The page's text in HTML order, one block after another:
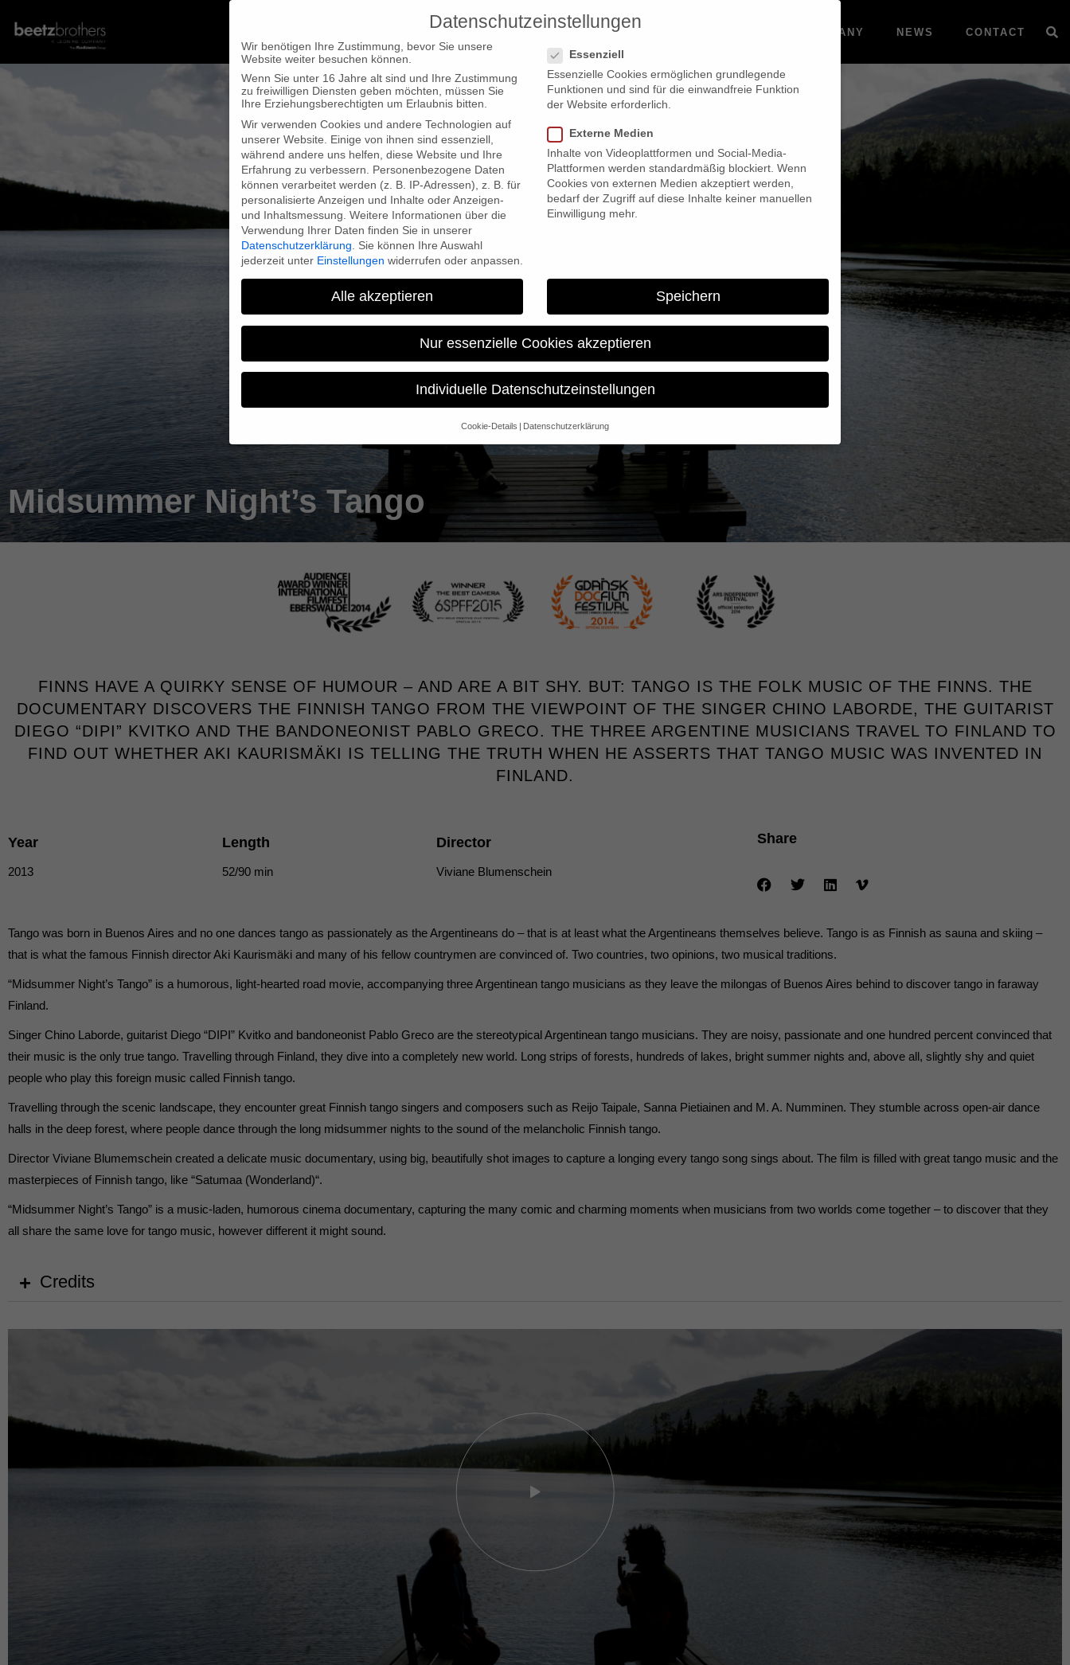
PRODUCTIONS COMPANY NEWS CONTACT
Midsummer Night’s Tango
FINNS HAVE A QUIRKY SENSE OF HUMOUR – AND ARE A BIT SHY. BUT: TANGO IS THE FOLK MUSIC OF THE FINNS. THE
DOCUMENTARY DISCOVERS THE FINNISH TANGO FROM THE VIEWPOINT OF THE SINGER CHINO LABORDE, THE GUITARIST
DIEGO “DIPI” KVITKO AND THE BANDONEONIST PABLO GRECO. THE THREE ARGENTINE MUSICIANS TRAVEL TO FINLAND TO
FIND OUT WHETHER AKI KAURISMÄKI IS TELLING THE TRUTH WHEN HE ASSERTS THAT TANGO MUSIC WAS INVENTED IN
FINLAND.
Year
2013
Length
52/90 min
Director
Viviane Blumenschein
Share
Tango was born in Buenos Aires and no one dances tango as passionately as the Argentineans do – that is at least what the Argentineans themselves believe. Tango is as Finnish as sauna and skiing –
that is what the famous Finnish director Aki Kaurismäki and many of his fellow countrymen are convinced of. Two countries, two opinions, two musical traditions.
“Midsummer Night’s Tango” is a humorous, light-hearted road movie, accompanying three Argentinean tango musicians as they leave the milongas of Buenos Aires behind to discover tango in faraway
Finland.
Singer Chino Laborde, guitarist Diego “DIPI” Kvitko and bandoneonist Pablo Greco are the stereotypical Argentinean tango musicians. They are noisy, passionate and one hundred percent convinced that
their music is the only true tango. Travelling through Finland, they dive into a completely new world. Long strips of forests, hundreds of lakes, bright summer nights and, above all, slightly shy and quiet
people who play this foreign music called Finnish tango.
Travelling through the scenic landscape, they encounter great Finnish tango singers and composers such as Reijo Taipale, Sanna Pietiainen and M. A. Numminen. They stumble across open-air dance
halls in the deep forest, where people dance through the long midsummer nights to the sound of the melancholic Finnish tango.
Director Viviane Blumemschein created a delicate music documentary, using big, beautifully shot images to capture a longing every tango song sings about. The film is filled with great tango music and the
masterpieces of Finnish tango, like “Satumaa (Wonderland)“.
“Midsummer Night’s Tango” is a music-laden, humorous cinema documentary, capturing the many comic and charming moments when musicians from two worlds come together – to discover that they
all share the same love for tango music, however different it might sound.
Credits
Datenschutzeinstellungen
Wir benötigen Ihre Zustimmung, bevor Sie unsere
Website weiter besuchen können.
Wenn Sie unter 16 Jahre alt sind und Ihre Zustimmung
zu freiwilligen Diensten geben möchten, müssen Sie
Ihre Erziehungsberechtigten um Erlaubnis bitten.
Wir verwenden Cookies und andere Technologien auf
unserer Website. Einige von ihnen sind essenziell,
während andere uns helfen, diese Website und Ihre
Erfahrung zu verbessern.
Personenbezogene Daten
können verarbeitet werden (z. B. IP-Adressen), z. B. für
personalisierte Anzeigen und Inhalte oder Anzeigen-
und Inhaltsmessung. Weitere Informationen über die
Verwendung Ihrer Daten finden Sie in unserer
Datenschutzerklärung
Sie können Ihre Auswahl
jederzeit unter Einstellungen widerrufen oder anpassen.
Essenziell
Essenzielle Cookies ermöglichen grundlegende
Funktionen und sind für die einwandfreie Funktion
der Website erforderlich.
Externe Medien
Inhalte von Videoplattformen und Social-Media-
Plattformen werden standardmäßig blockiert. Wenn
Cookies von externen Medien akzeptiert werden,
bedarf der Zugriff auf diese Inhalte keiner manuellen
Einwilligung mehr.
Alle akzeptieren Speichern
Nur essenzielle Cookies akzeptieren
Individuelle Datenschutzeinstellungen
Cookie-Details Datenschutzerklärung
Datenschutzeinstellungen
Wenn Sie unter 16 Jahre alt sind und Ihre Zustimmung zu freiwilligen Diensten geben möchten, müssen Sie Ihre
Erziehungsberechtigten um Erlaubnis bitten.
Wir verwenden Cookies und andere Technologien auf unserer Website. Einige von ihnen sind essenziell, während
andere uns helfen, diese Website und Ihre Erfahrung zu verbessern. Personenbezogene Daten können verarbeitet
werden (z. B. IP-Adressen), z. B. für personalisierte Anzeigen und Inhalte oder Anzeigen- und Inhaltsmessung.
geben oder sich weitere Informationen anzeigen lassen und so nur bestimmte Cookies auswählen.
Alle akzeptieren Speichern Nur essenzielle Cookies akzeptieren
Externe Medien (7) Externe Medien
Inhalte von Videoplattformen und Social-Media-Plattformen werden standardmäßig blockiert. Wenn Cookies von externen Medien
akzeptiert werden, bedarf der Zugriff auf diese Inhalte keiner manuellen Einwilligung mehr.